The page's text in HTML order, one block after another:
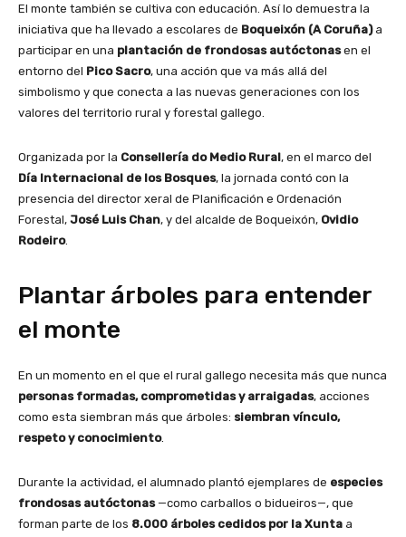
El monte también se cultiva con educación. Así lo demuestra la
iniciativa que ha llevado a escolares de Boqueixón (A Coruña)a
participar en una plantación de frondosas autóctonasen el
entorno del Pico Sacro, una acción que va más allá del
simbolismo y que conecta a las nuevas generaciones con los
valores del territorio rural y forestal gallego.
Organizada por la Consellería do Medio Rural, en el marco del
Día Internacional de los Bosques, la jornada contó con la
presencia del director xeral de Planificación e Ordenación
Forestal, José Luis Chan, y del alcalde de Boqueixón, Ovidio
Rodeiro.
Plantar árboles para entender
el monte
En un momento en el que el rural gallego necesita más que nunca
personas formadas, comprometidas y arraigadas, acciones
como esta siembran más que árboles: siembran vínculo,
respeto y conocimiento.
Durante la actividad, el alumnado plantó ejemplares de especies
frondosas autóctonas—como carballos o bidueiros—, que
forman parte de los 8.000 árboles cedidos por la Xunta a